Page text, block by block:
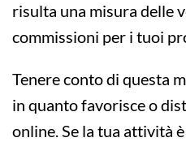
risulta una misura delle
commissioni per i tuoi
Tenere conto di questa
in quanto favorisce o
online. Se la tua attività